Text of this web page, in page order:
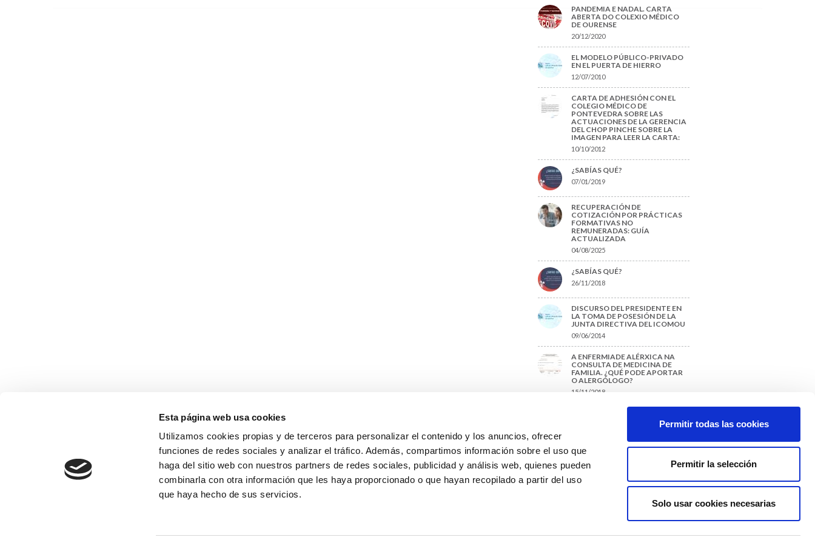
Esta página web usa cookies
Utilizamos cookies propias y de terceros para personalizar el contenido y los anuncios, ofrecer
funciones de redes sociales y analizar el tráfico. Además, compartimos información sobre el uso que
haga del sitio web con nuestros partners de redes sociales, publicidad y análisis web, quienes pueden
combinarla con otra información que les haya proporcionado o que hayan recopilado a partir del uso
que haya hecho de sus servicios.
Permitir todas las cookies
Permitir la selección
Solo usar cookies necesarias
PANDEMIA E NADAL. CARTA
ABERTA DO COLEXIO MÉDICO
DE OURENSE
20/12/2020
EL MODELO PÚBLICO-PRIVADO
EN EL PUERTA DE HIERRO
12/07/2010
CARTA DE ADHESIÓN CON EL
COLEGIO MÉDICO DE
PONTEVEDRA SOBRE LAS
ACTUACIONES DE LA GERENCIA
DEL CHOP PINCHE SOBRE LA
IMAGEN PARA LEER LA CARTA:
10/10/2012
¿SABÍAS QUÉ?
07/01/2019
RECUPERACIÓN DE
COTIZACIÓN POR PRÁCTICAS
FORMATIVAS NO
REMUNERADAS: GUÍA
ACTUALIZADA
04/08/2025
¿SABÍAS QUÉ?
26/11/2018
DISCURSO DEL PRESIDENTE EN
LA TOMA DE POSESIÓN DE LA
JUNTA DIRECTIVA DEL ICOMOU
09/06/2014
A ENFERMIADE ALÉRXICA NA
CONSULTA DE MEDICINA DE
FAMILIA. ¿QUÉ PODE APORTAR
O ALERGÓLOGO?
15/11/2018
UN TRABAJO FIN DE GRADO?
Noticias
Política de cookies
Colexio Médicos
Ourense